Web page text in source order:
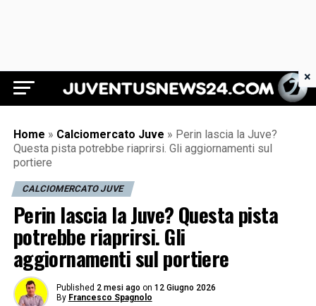
Juventus News 24
Home » Calciomercato Juve » Perin lascia la Juve?
Questa pista potrebbe riaprirsi. Gli aggiornamenti sul
portiere
CALCIOMERCATO JUVE
Perin lascia la Juve? Questa pista
potrebbe riaprirsi. Gli
aggiornamenti sul portiere
Published 2 mesi ago on 12 Giugno 2026
By Francesco Spagnolo
×